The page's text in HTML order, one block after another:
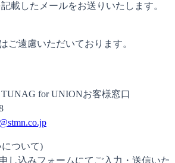
載したメールをお送りいたします。
ご遠慮いただいております。
for UNIONお客様窓口
ついて)
し込みフォームにてご入力・送信いた